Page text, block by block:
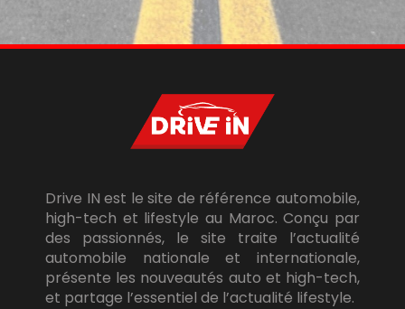
Drive IN est le site de référence automobile,
high-tech et lifestyle au Maroc. Conçu par
des passionnés, le site traite l’actualité
automobile nationale et internationale,
présente les nouveautés auto et high-tech,
et partage l’essentiel de l’actualité lifestyle.